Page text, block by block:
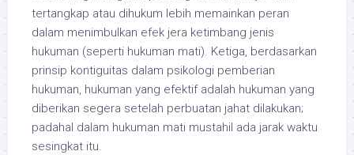
tertangkap atau dihukum lebih memainkan peran
dalam menimbulkan efek jera ketimbang jenis
hukuman (seperti hukuman mati). Ketiga, berdasarkan
prinsip kontiguitas dalam psikologi pemberian
hukuman, hukuman yang efektif adalah hukuman yang
diberikan segera setelah perbuatan jahat dilakukan;
padahal dalam hukuman mati mustahil ada jarak waktu
sesingkat itu.